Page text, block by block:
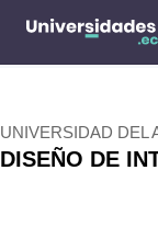
UNIVERSIDAD DEL
DISEÑO DE